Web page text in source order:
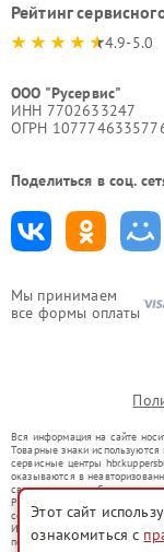
Мы принимаем
все формы оплаты
Рейтинг
4.9-5.0
ООО "Русервис"
ИНН 7702633247
ОГРН
Поделиться в соц.
Вся информация на сайте
Товарные знаки
сервисные центры
оказываются в
связаны с
Ремонт осуществляется для
со статьей 1487 ГК РФ.
Использование товарных
потребителей в заблуждение,
Этот сайт
ознакомиться с